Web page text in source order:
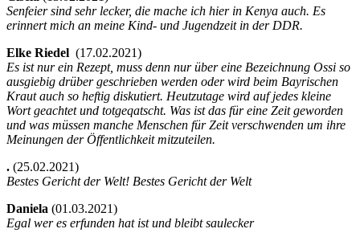
Senfeier sind sehr lecker, die mache ich hier in Kenya auch. Es
erinnert mich an meine Kind- und Jugendzeit in der DDR.
Elke Riedel (17.02.2021)
Es ist nur ein Rezept, muss denn nur über eine Bezeichnung Ossi so
ausgiebig drüber geschrieben werden oder wird beim Bayrischen
Kraut auch so heftig diskutiert. Heutzutage wird auf jedes kleine
Wort geachtet und totgeqatscht. Was ist das für eine Zeit geworden
und was müssen manche Menschen für Zeit verschwenden um ihre
Meinungen der Öffentlichkeit mitzuteilen.
. (25.02.2021)
Bestes Gericht der Welt! Bestes Gericht der Welt
Daniela (01.03.2021)
Egal wer es erfunden hat ist und bleibt saulecker